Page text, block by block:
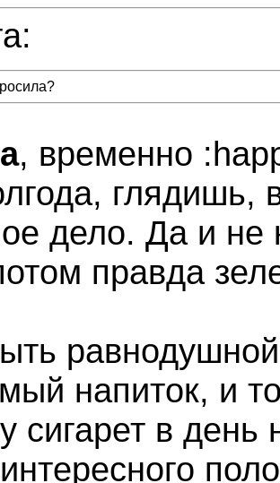
, временно
глядишь,
дело. Да и не
правда
напиток, и
сигарет в